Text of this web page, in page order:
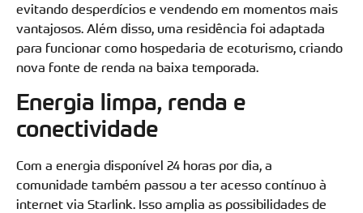
evitando desperdícios e vendendo em momentos mais
vantajosos. Além disso, uma residência foi adaptada
para funcionar como hospedaria de ecoturismo, criando
nova fonte de renda na baixa temporada.
Energia limpa, renda e
conectividade
Com a energia disponível 24 horas por dia, a
comunidade também passou a ter acesso contínuo à
internet via Starlink. Isso amplia as possibilidades de